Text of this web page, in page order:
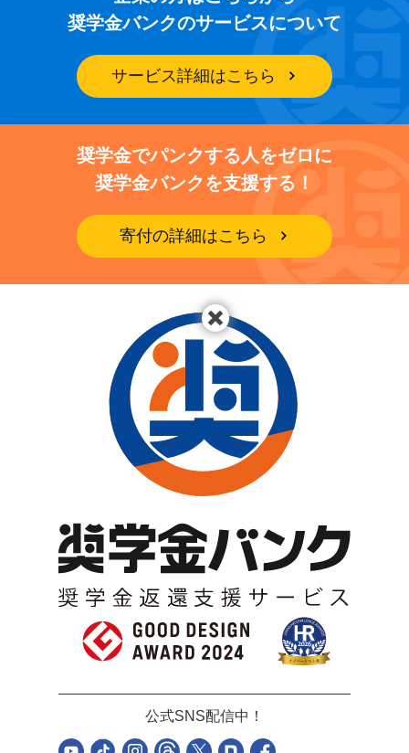
奨学金バンクのサービスについて
サービス詳細はこちら
奨学金でパンクする人をゼロに
奨学金バンクを支援する！
寄付の詳細はこちら
公式SNS配信中！